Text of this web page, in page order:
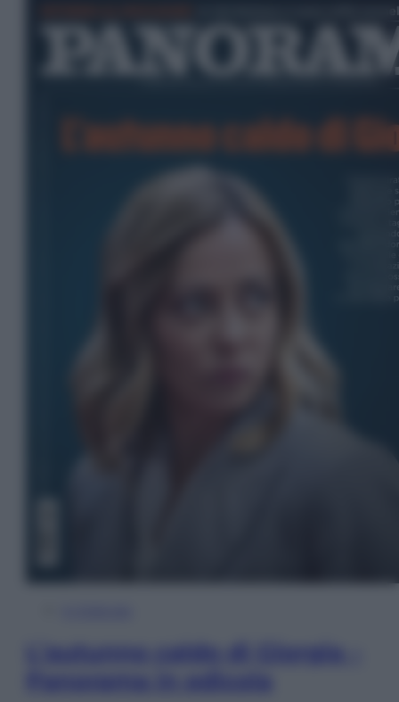
L’autunno caldo di Giorgia –